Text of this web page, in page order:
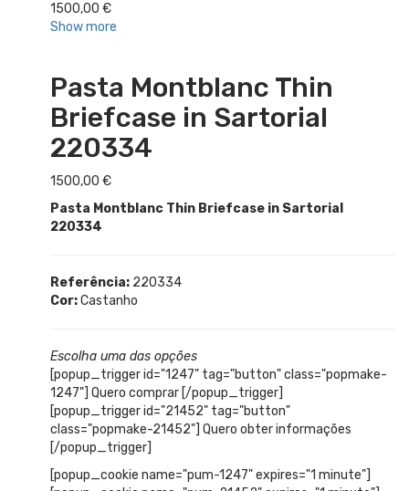
1500,00 €
Show more
Pasta Montblanc Thin
Briefcase in Sartorial
220334
1500,00 €
Pasta Montblanc Thin Briefcase in Sartorial
220334
Referência: 220334
Cor:Castanho
Escolha uma das opções
[popup_trigger id="1247" tag="button" class="popmake-
1247"] Quero comprar [/popup_trigger]
[popup_trigger id="21452" tag="button"
class="popmake-21452"] Quero obter informações
[/popup_trigger]
[popup_cookie name="pum-1247" expires="1 minute"]